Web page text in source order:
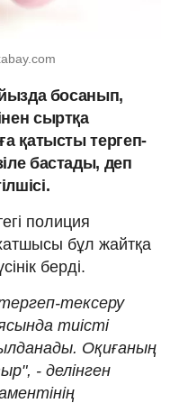
босанып,
сыртқа
қатысты тергеп-
бастады, деп
полиция
бұл жайтқа
берді.
тексеру
тиісті
Оқиғаның
- делінген